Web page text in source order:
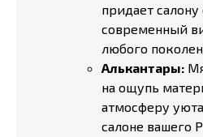
придает
современный
любого
Алькантары:
на ощупь
атмосферу
салоне вашего